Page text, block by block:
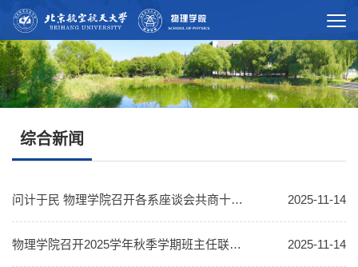
综合新闻
问计于民 物理学院召开各系座谈会共商十五五规划 2025-11-14
物理学院召开2025学年秋季学期班主任联席会 2025-11-14